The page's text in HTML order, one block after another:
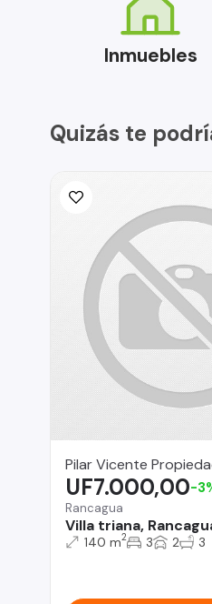
Inmuebles
Quizás te
Pilar Vicente
Rancagua
Villa triana,
UF7.000,00-
140 m2 3 2 3